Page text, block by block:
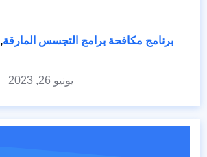
برنامج مكافحة برامج التجسس المارقة,
يونيو 26, 2023